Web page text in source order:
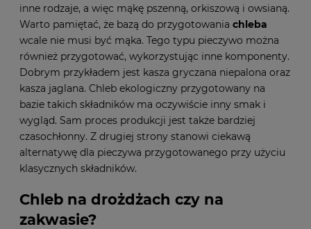
inne rodzaje, a więc mąkę pszenną, orkiszową i owsianą.
Warto pamiętać, że bazą do przygotowania chleba
wcale nie musi być mąka. Tego typu pieczywo można
również przygotować, wykorzystując inne komponenty.
Dobrym przykładem jest kasza gryczana niepalona oraz
kasza jaglana. Chleb ekologiczny przygotowany na
bazie takich składników ma oczywiście inny smak i
wygląd. Sam proces produkcji jest także bardziej
czasochłonny. Z drugiej strony stanowi ciekawą
alternatywę dla pieczywa przygotowanego przy użyciu
klasycznych składników.
Chleb na drożdżach czy na
zakwasie?